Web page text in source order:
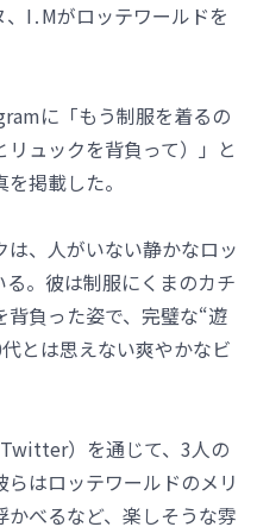
I․Mがロッテワールドを
に「もう制服を着るの
ュックを背負って）」と
掲載した。
、人がいない静かなロッ
。彼は制服にくまのカチ
負った姿で、完璧な“遊
とは思えない爽やかなビ
）を通じて、3人の
はロッテワールドのメリ
べるなど、楽しそうな雰